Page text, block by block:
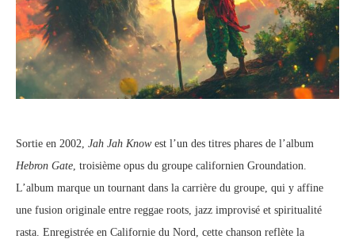
Sortie en 2002, Jah Jah Knowest l’un des titres phares de l’album
Hebron Gate , troisième opus du groupe californien Groundation.
L’album marque un tournant dans la carrière du groupe, qui y affine
une fusion originale entre reggae roots, jazz improvisé et spiritualité
rasta. Enregistrée en Californie du Nord, cette chanson reflète la